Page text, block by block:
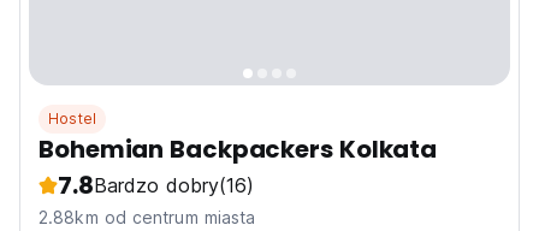
Hostel
Bohemian Backpackers Kolkata
7.8Bardzo dobry(16)
2.88km od centrum miasta